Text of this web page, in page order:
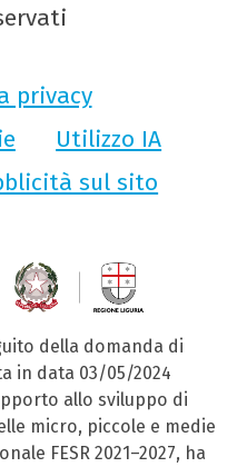
privacy
Utilizzo IA
sul sito
della domanda di
in data 03/05/2024
allo sviluppo di
micro, piccole e medie
FESR 2021–2027, ha